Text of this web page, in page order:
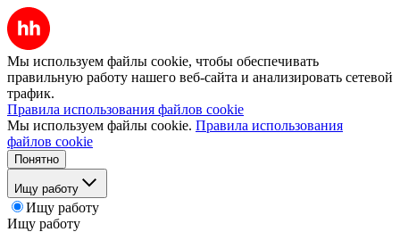
Мы используем файлы cookie, чтобы обеспечивать
правильную работу нашего веб-сайта и анализировать сетевой
трафик.
Правила использования файлов cookie
Мы используем файлы cookie. Правила использования
файлов cookie
Понятно
Ищу работу
Ищу работу
Ищу работу